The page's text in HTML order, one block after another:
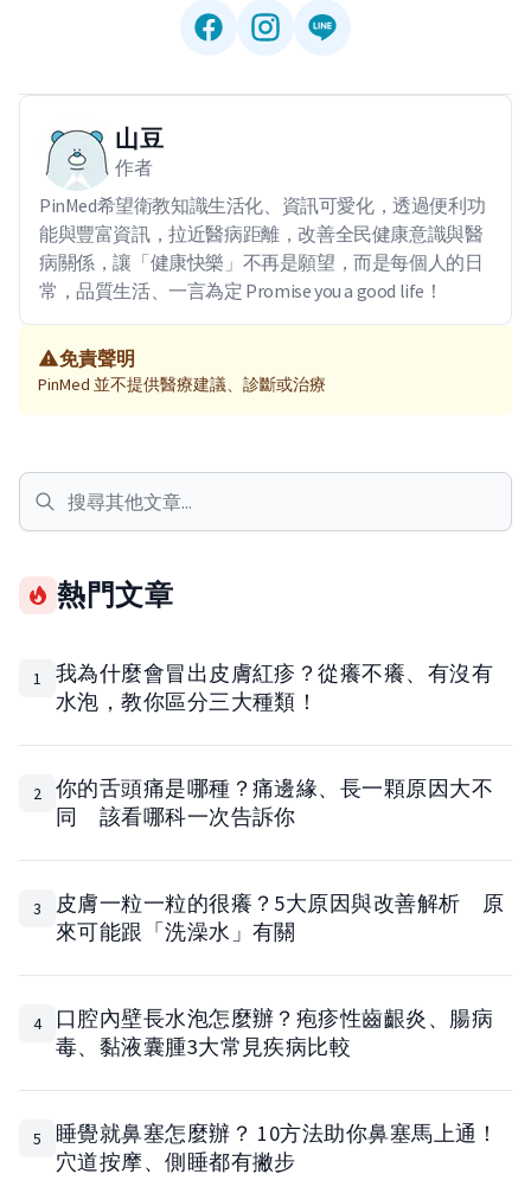
山豆
作者
PinMed希望衛教知識生活化、資訊可愛化，透過便利功
能與豐富資訊，拉近醫病距離，改善全民健康意識與醫
病關係，讓「健康快樂」不再是願望，而是每個人的日
常，品質生活、一言為定 Promise you a good life！
免責聲明
PinMed 並不提供醫療建議、診斷或治療
熱門文章
1
我為什麼會冒出皮膚紅疹？從癢不癢、有沒有
水泡，教你區分三大種類！
2
你的舌頭痛是哪種？痛邊緣、長一顆原因大不
同 該看哪科一次告訴你
3
皮膚一粒一粒的很癢？5大原因與改善解析 原
來可能跟「洗澡水」有關
4
口腔內壁長水泡怎麼辦？疱疹性齒齦炎、腸病
毒、黏液囊腫3大常見疾病比較
5
睡覺就鼻塞怎麼辦？ 10方法助你鼻塞馬上通！
穴道按摩、側睡都有撇步